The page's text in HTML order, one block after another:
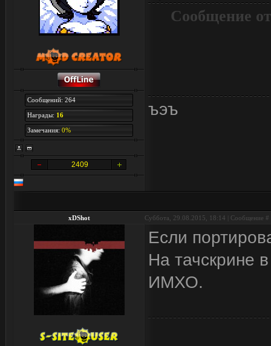
Сообщений: 264
Награды: 16
Замечания: 0%
2409
Сообщение
ъэъ
xDShot Суббота, 29.08.2015, 18:14 | Сообщение #
Если
На тачскрине
ИМХО.